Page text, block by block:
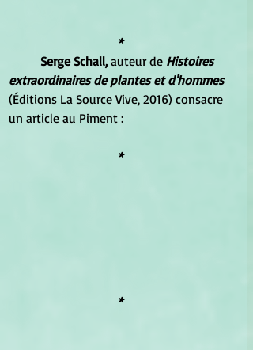
*
Serge Schall, auteur de Histoires
extraordinaires de plantes et d'hommes
(Éditions La Source Vive, 2016) consacre
un article au Piment :
*
*